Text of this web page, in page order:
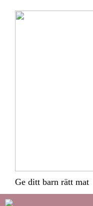
Ge ditt barn rätt mat